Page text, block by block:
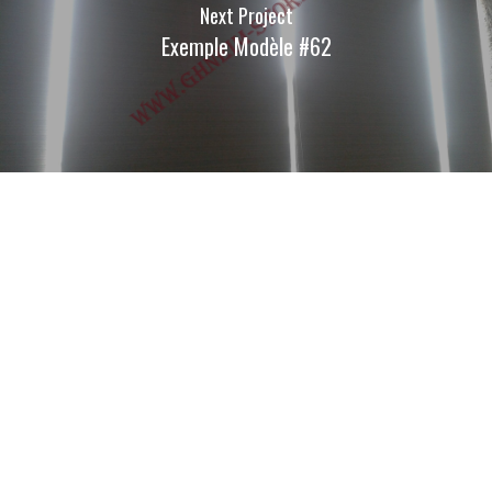
Next Project
Exemple Modèle #62